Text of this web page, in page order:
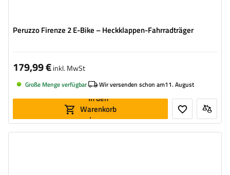
Peruzzo Firenze 2 E-Bike – Heckklappen-Fahrradträger
179,99 €inkl. MwSt
Große Menge verfügbar Wir versenden schon am11. August
In den
Warenkorb
legen